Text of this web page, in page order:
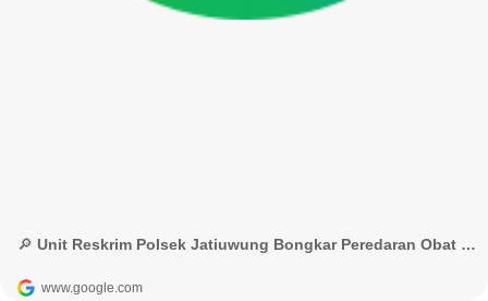
🔎 Unit Reskrim Polsek Jatiuwung Bongkar Peredaran Obat Keras Daftar G - Google Penelusuran
www.google.com